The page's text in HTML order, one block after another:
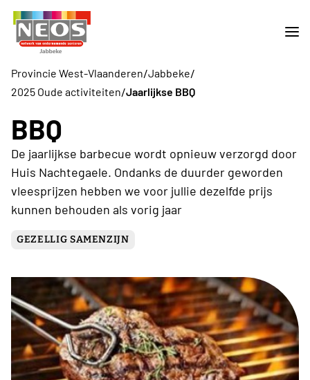
Provincie West-Vlaanderen/Jabbeke/
2025 Oude activiteiten/Jaarlijkse BBQ
BBQ
De jaarlijkse barbecue wordt opnieuw verzorgd door
Huis Nachtegaele. Ondanks de duurder geworden
vleesprijzen hebben we voor jullie dezelfde prijs
kunnen behouden als vorig jaar
GEZELLIG SAMENZIJN